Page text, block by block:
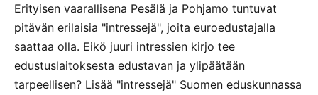
Erityisen vaarallisena Pesälä ja Pohjamo tuntuvat
pitävän erilaisia "intressejä", joita euroedustajalla
saattaa olla. Eikö juuri intressien kirjo tee
edustuslaitoksesta edustavan ja ylipäätään
tarpeellisen? Lisää "intressejä" Suomen eduskunnassa